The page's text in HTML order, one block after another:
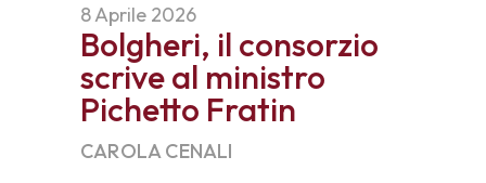
8 Aprile 2026
Bolgheri, il consorzio
scrive al ministro
Pichetto Fratin
CAROLA CENALI